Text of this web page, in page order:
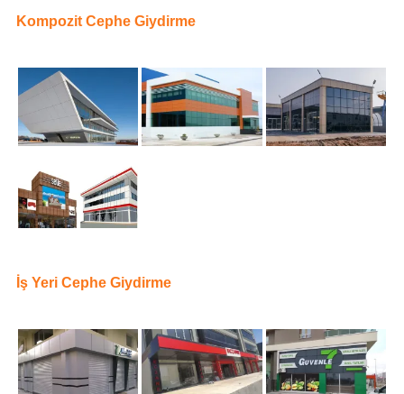
Kompozit Cephe Giydirme
İş Yeri Cephe Giydirme